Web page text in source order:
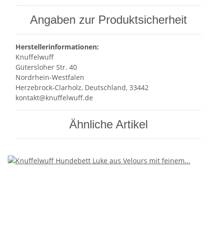
Angaben zur Produktsicherheit
Herstellerinformationen:
Knuffelwuff
Gütersloher Str. 40
Nordrhein-Westfalen
Herzebrock-Clarholz, Deutschland, 33442
kontakt@knuffelwuff.de
Ähnliche Artikel